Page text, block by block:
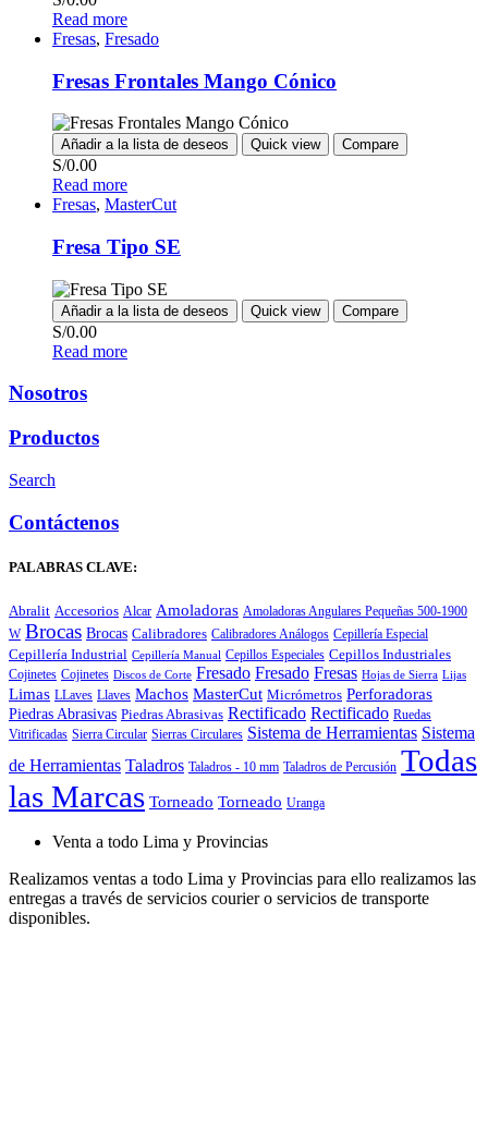
Read more
Fresas, Fresado
Fresas Frontales Mango Cónico
Añadir a la lista de deseos Quick view Compare
S/0.00
Read more
Fresas, MasterCut
Fresa Tipo SE
Añadir a la lista de deseos Quick view Compare
S/0.00
Read more
Nosotros
Productos
Search
Contáctenos
PALABRAS CLAVE:
Abralit Accesorios Alcar Amoladoras Amoladoras Angulares Pequeñas 500-1900
W Brocas Brocas Calibradores Calibradores Análogos Cepillería Especial
Cepillería Industrial Cepillería Manual Cepillos Especiales Cepillos Industriales
Cojinetes Cojinetes Discos de Corte Fresado Fresado Fresas Hojas de Sierra Lijas
Limas LLaves Llaves Machos MasterCut Micrómetros Perforadoras
Piedras Abrasivas Piedras Abrasivas Rectificado Rectificado Ruedas
Vitrificadas Sierra Circular Sierras Circulares Sistema de Herramientas Sistema
de Herramientas Taladros Taladros - 10 mm Taladros de Percusión Todas
las Marcas Torneado Torneado Uranga
Venta a todo Lima y Provincias
Realizamos ventas a todo Lima y Provincias para ello realizamos las
entregas a través de servicios courier o servicios de transporte
disponibles.